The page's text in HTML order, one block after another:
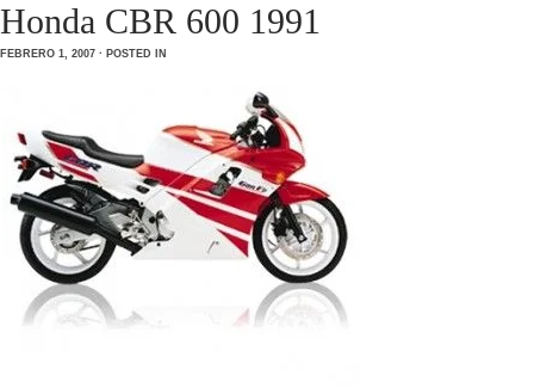
Honda CBR 600 1991
FEBRERO 1, 2007 · POSTED IN